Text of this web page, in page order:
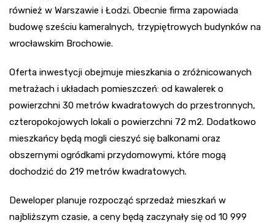
również w Warszawie i Łodzi. Obecnie firma zapowiada
budowę sześciu kameralnych, trzypiętrowych budynków na
wrocławskim Brochowie.
Oferta inwestycji obejmuje mieszkania o zróżnicowanych
metrażach i układach pomieszczeń: od kawalerek o
powierzchni 30 metrów kwadratowych do przestronnych,
czteropokojowych lokali o powierzchni 72 m2. Dodatkowo
mieszkańcy będą mogli cieszyć się balkonami oraz
obszernymi ogródkami przydomowymi, które mogą
dochodzić do 219 metrów kwadratowych.
Deweloper planuje rozpocząć sprzedaż mieszkań w
najbliższym czasie, a ceny będą zaczynały się od 10 999